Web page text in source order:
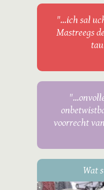
"...ich sal
Mastreegs
voorrecht
Wat